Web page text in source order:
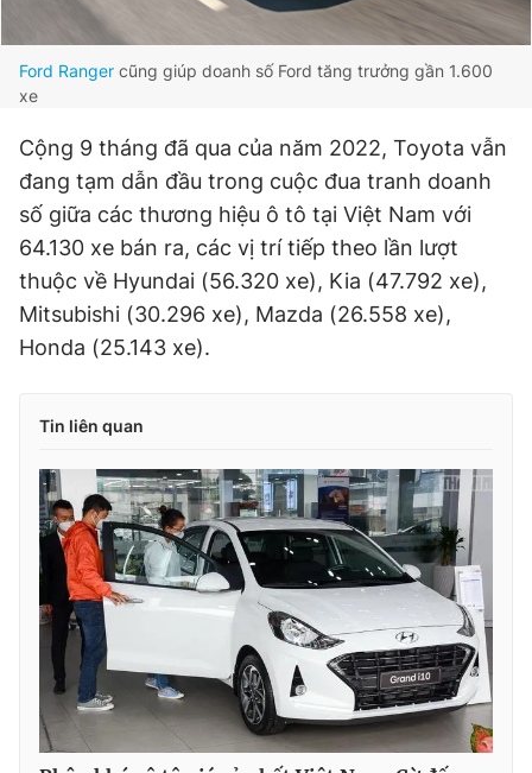
Ford Ranger cũng giúp doanh số Ford tăng trưởng gần 1.600
xe
Cộng 9 tháng đã qua của năm 2022, Toyota vẫn
đang tạm dẫn đầu trong cuộc đua tranh doanh
số giữa các thương hiệu ô tô tại Việt Nam với
64.130 xe bán ra, các vị trí tiếp theo lần lượt
thuộc về Hyundai (56.320 xe), Kia (47.792 xe),
Mitsubishi (30.296 xe), Mazda (26.558 xe),
Honda (25.143 xe).
Tin liên quan